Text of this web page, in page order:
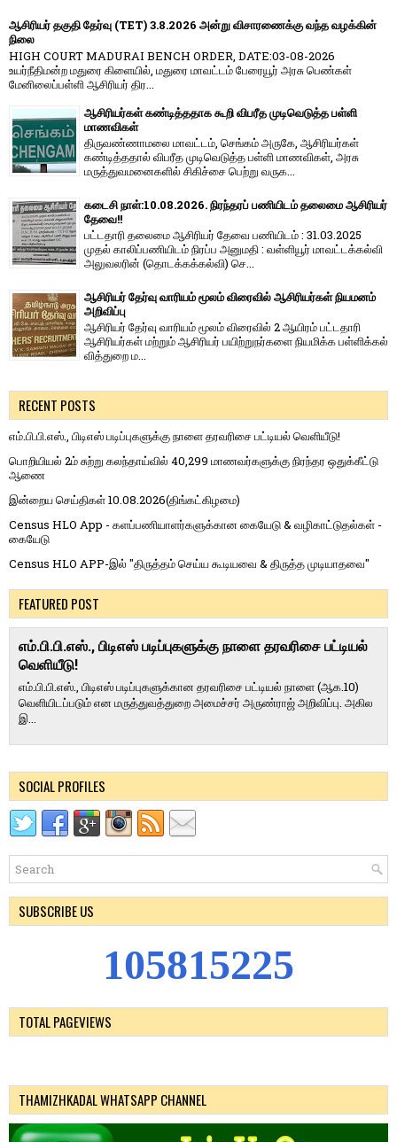
ஆசிரியர் தகுதி தேர்வு (TET) 3.8.2026 அன்று விசாரணைக்கு வந்த வழக்கின்
நிலை
HIGH COURT MADURAI BENCH ORDER, DATE:03-08-2026
உயர்நீதிமன்ற மதுரை கிளையில், மதுரை மாவட்டம் பேரையூர் அரசு பெண்கள்
மேனிலைப்பள்ளி ஆசிரியர் திர...
ஆசிரியர்கள் கண்டித்ததாக கூறி விபரீத முடிவெடுத்த பள்ளி
மாணவிகள்
திருவண்ணாமலை மாவட்டம், செங்கம் அருகே, ஆசிரியர்கள்
கண்டித்ததால் விபரீத முடிவெடுத்த பள்ளி மாணவிகள், அரசு
மருத்துவமனைகளில் சிகிச்சை பெற்று வருக...
கடைசி நாள்:10.08.2026. நிரந்தரப் பணியிடம் தலைமை ஆசிரியர்
தேவை!!
பட்டதாரி தலைமை ஆசிரியர் தேவை பணியிடம் : 31.03.2025
முதல் காலிப்பணியிடம் நிரப்ப அனுமதி : வள்ளியூர் மாவட்டக்கல்வி
அலுவலரின் (தொடக்கக்கல்வி) செ...
ஆசிரியர் தேர்வு வாரியம் மூலம் விரைவில் ஆசிரியர்கள் நியமனம்
அறிவிப்பு
ஆசிரியர் தேர்வு வாரி​யம் மூலம் விரை​வில் 2 ஆயிரம் பட்​ட​தாரி
ஆசிரியர்​கள் மற்​றும் ஆசிரியர் பயிற்றுநர்​களை நியமிக்க பள்​ளிக்​கல்​
வித்​துறை ம...
RECENT POSTS
எம்.பி.பி.எஸ்., பிடிஎஸ் படிப்புகளுக்கு நாளை தரவரிசை பட்டியல் வெளியீடு!
பொறியியல் 2ம் சுற்று கலந்தாய்வில் 40,299 மாணவர்களுக்கு நிரந்தர ஒதுக்கீட்டு
ஆணை
இன்றைய செய்திகள் 10.08.2026(திங்கட்கிழமை)
Census HLO App - களப்பணியாளர்களுக்கான கையேடு & வழிகாட்டுதல்கள் -
கையேடு
Census HLO APP-இல் "திருத்தம் செய்ய கூடியவை & திருத்த முடியாதவை"
FEATURED POST
எம்.பி.பி.எஸ்., பிடிஎஸ் படிப்புகளுக்கு நாளை தரவரிசை பட்டியல்
வெளியீடு!
எம்.பி.பி.எஸ்., பிடிஎஸ் படிப்புகளுக்கான தரவரிசை பட்டியல் நாளை (ஆக.10)
வெளியிடப்படும் என மருத்துவத்துறை அமைச்சர் அருண்ராஜ் அறிவிப்பு. அகில
இ...
SOCIAL PROFILES
SUBSCRIBE US
105815225
TOTAL PAGEVIEWS
THAMIZHKADAL WHATSAPP CHANNEL